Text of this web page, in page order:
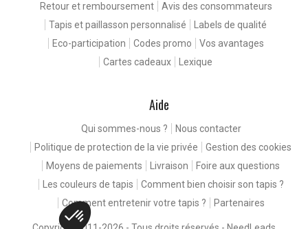
Retour et remboursement
Avis des consommateurs
Tapis et paillasson personnalisé
Labels de qualité
Eco-participation
Codes promo
Vos avantages
Cartes cadeaux
Lexique
Aide
Qui sommes-nous ?
Nous contacter
Politique de protection de la vie privée
Gestion des cookies
Moyens de paiements
Livraison
Foire aux questions
Les couleurs de tapis
Comment bien choisir son tapis ?
Comment entretenir votre tapis ?
Partenaires